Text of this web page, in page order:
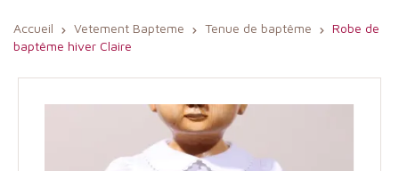
Accueil Vetement Bapteme Tenue de baptême
Robe de
baptême hiver Claire